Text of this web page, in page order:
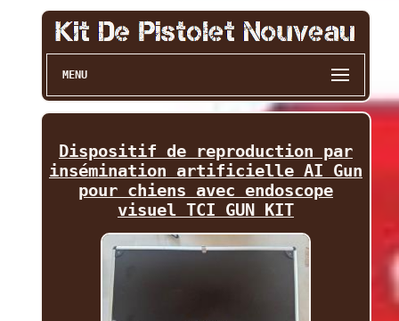
MENU
Dispositif de reproduction par
insémination artificielle AI Gun
pour chiens avec endoscope
visuel TCI GUN KIT